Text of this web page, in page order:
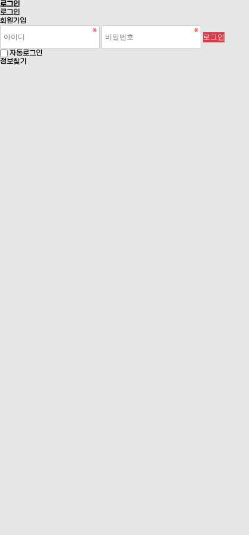
로그인
로그인
회원가입
로그인
자동로그인
정보찾기